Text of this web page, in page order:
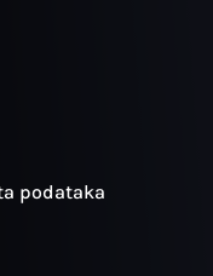
podataka